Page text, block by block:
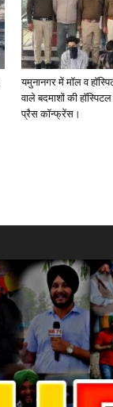
यमुनानगर में मॉल व
वाले बदमाशों की
प्रैस कॉन्फ्रेंस।